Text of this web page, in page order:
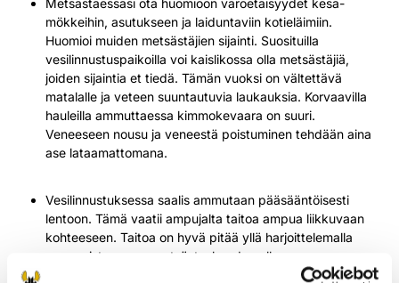
mökkeihin, asutukseen ja laiduntaviin kotieläimiin.
Huomioi muiden metsästäjien sijainti. Suosituilla
vesilinnustuspaikoilla voi kaislikossa olla metsästäjiä,
joiden sijaintia et tiedä. Tämän vuoksi on vältettävä
matalalle ja veteen suuntautuvia laukauksia. Korvaavilla
hauleilla ammuttaessa kimmokevaara on suuri.
Veneeseen nousu ja veneestä poistuminen tehdään aina
ase lataamattomana.
Vesilinnustuksessa saalis ammutaan pääsääntöisesti
lentoon. Tämä vaatii ampujalta taitoa ampua liikkuvaan
kohteeseen. Taitoa on hyvä pitää yllä harjoittelemalla
ampumista ennen metsästyskauden alkua
ampumaradalla. Veden päällä matkan arviointi on